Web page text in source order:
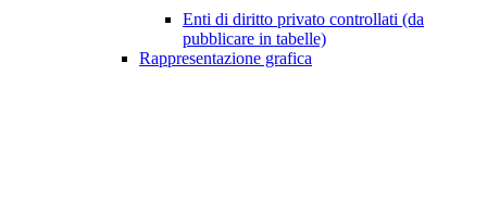
Enti di diritto privato controllati (da
pubblicare in tabelle)
Rappresentazione grafica